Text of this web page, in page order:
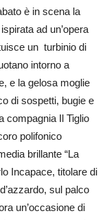
è in scena la
ad un’opera
un turbinio di
intorno a
e la gelosa moglie
di sospetti, bugie e
compagnia Il Tiglio
polifonico
brillante “La
Incapace, titolare di
sul palco
un’occasione di